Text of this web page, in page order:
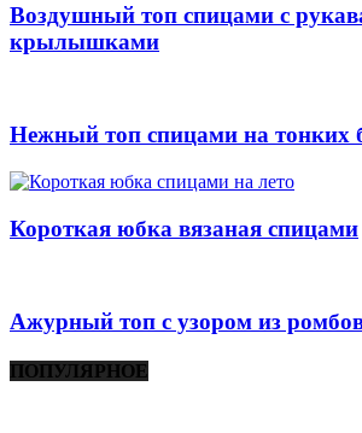
Воздушный топ спицами с
крылышками
Нежный топ спицами на тонких
Короткая юбка вязаная спицами
Ажурный топ с узором из
ПОПУЛЯРНОЕ